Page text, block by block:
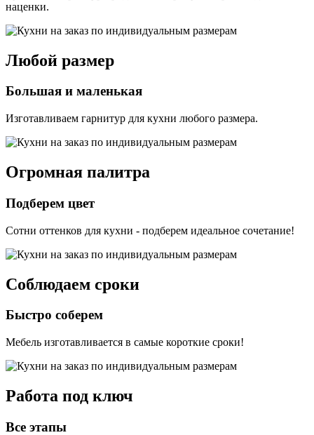
наценки.
Любой размер
Большая и маленькая
Изготавливаем гарнитур для кухни любого размера.
Огромная палитра
Подберем цвет
Сотни оттенков для кухни - подберем идеальное сочетание!
Соблюдаем сроки
Быстро соберем
Мебель изготавливается в самые короткие сроки!
Работа под ключ
Все этапы